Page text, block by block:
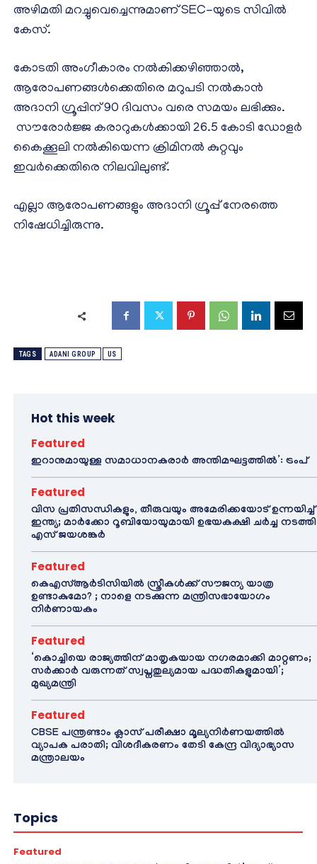
അഴിമതി മറച്ചുവെച്ചെന്നുമാണ് SEC-യുടെ സിവിൽ
കേസ്.
കോടതി അംഗീകാരം നൽകിക്കഴിഞ്ഞാൽ,
ആരോപണങ്ങൾക്കെതിരെ മറുപടി നൽകാൻ
അദാനി ഗ്രൂപ്പിന് 90 ദിവസം വരെ സമയം ലഭിക്കും.
സൗരോർജ്ജ കരാറുകൾക്കായി 26.5 കോടി ഡോളർ
കൈക്കൂലി നൽകിയെന്ന ക്രിമിനൽ കുറ്റവും
ഇവർക്കെതിരെ നിലവിലുണ്ട്.
എല്ലാ ആരോപണങ്ങളും അദാനി ഗ്രൂപ്പ് നേരത്തെ
നിഷേധിച്ചിരുന്നു.
TAGS ADANI GROUP US
Hot this week
Featured
ഇറാനുമായുള്ള സമാധാനകരാർ അന്തിമഘട്ടത്തിൽ‌’: ട്രംപ്
Featured
വിസ പ്രതിസന്ധികളും, തീരുവയും അമേരിക്കയോട് ഉന്നയിച്ച്
ഇന്ത്യ; മാർക്കോ റൂബിയോയുമായി ഉഭയകക്ഷി ചർച്ച നടത്തി
എസ് ജയശങ്കർ
Featured
കെഎസ്ആർടിസിയിൽ സ്ത്രീകൾക്ക് സൗജന്യ യാത്ര
ഉണ്ടാകുമോ? ; നാളെ നടക്കുന്ന മന്ത്രിസഭായോഗം
നിർണായകം
Featured
‘കൊച്ചിയെ രാജ്യത്തിന് മാതൃകയായ നഗരമാക്കി മാറ്റണം;
സർക്കാർ വരുന്നത് സ്വപ്നതുല്യമായ പദ്ധതികളുമായി’;
മുഖ്യമന്ത്രി
Featured
CBSE പന്ത്രണ്ടാം ക്ലാസ് പരീക്ഷാ മൂല്യനിർണയത്തിൽ
വ്യാപക പരാതി; വിശദീകരണം തേടി കേന്ദ്ര വിദ്യാഭ്യാസ
മന്ത്രാലയം
Topics
Featured